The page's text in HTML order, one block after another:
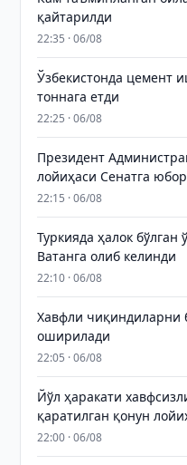
қайтарилди
22:35 · 06/08
Ўзбекистонда цемент
тоннага етди
22:25 · 06/08
Президент
лойиҳаси Сенатга
22:15 · 06/08
Туркияда ҳалок бўлган
Ватанга олиб келинди
22:10 · 06/08
Хавфли
оширилади
22:05 · 06/08
Йўл ҳаракати
қаратилган қонун
22:00 · 06/08